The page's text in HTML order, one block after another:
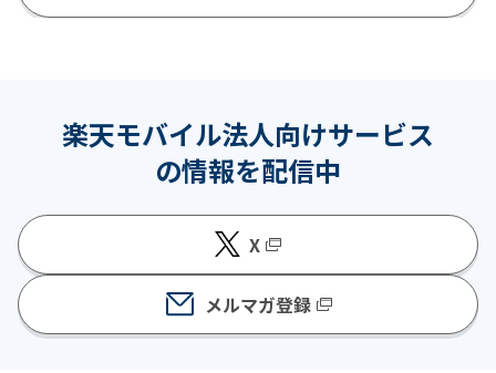
楽天モバイル法人向けサービス
の情報を配信中
X
メルマガ登録